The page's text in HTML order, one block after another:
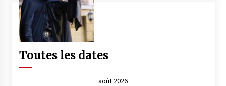
Toutes les dates
août 2026